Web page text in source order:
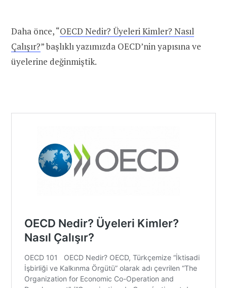
Daha önce, “OECD Nedir? Üyeleri Kimler? Nasıl
Çalışır?” başlıklı yazımızda OECD’nin yapısına ve
üyelerine değinmiştik.